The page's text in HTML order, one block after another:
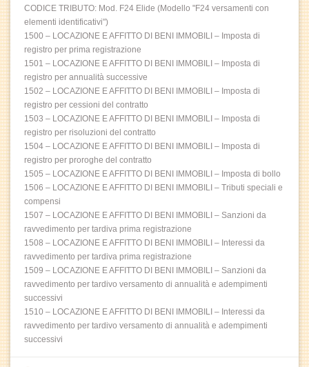
CODICE TRIBUTO: Mod. F24 Elide (Modello "F24 versamenti con
elementi identificativi")
1500 – LOCAZIONE E AFFITTO DI BENI IMMOBILI – Imposta di
registro per prima registrazione
1501 – LOCAZIONE E AFFITTO DI BENI IMMOBILI – Imposta di
registro per annualità successive
1502 – LOCAZIONE E AFFITTO DI BENI IMMOBILI – Imposta di
registro per cessioni del contratto
1503 – LOCAZIONE E AFFITTO DI BENI IMMOBILI – Imposta di
registro per risoluzioni del contratto
1504 – LOCAZIONE E AFFITTO DI BENI IMMOBILI – Imposta di
registro per proroghe del contratto
1505 – LOCAZIONE E AFFITTO DI BENI IMMOBILI – Imposta di bollo
1506 – LOCAZIONE E AFFITTO DI BENI IMMOBILI – Tributi speciali e
compensi
1507 – LOCAZIONE E AFFITTO DI BENI IMMOBILI – Sanzioni da
ravvedimento per tardiva prima registrazione
1508 – LOCAZIONE E AFFITTO DI BENI IMMOBILI – Interessi da
ravvedimento per tardiva prima registrazione
1509 – LOCAZIONE E AFFITTO DI BENI IMMOBILI – Sanzioni da
ravvedimento per tardivo versamento di annualità e adempimenti
successivi
1510 – LOCAZIONE E AFFITTO DI BENI IMMOBILI – Interessi da
ravvedimento per tardivo versamento di annualità e adempimenti
successivi